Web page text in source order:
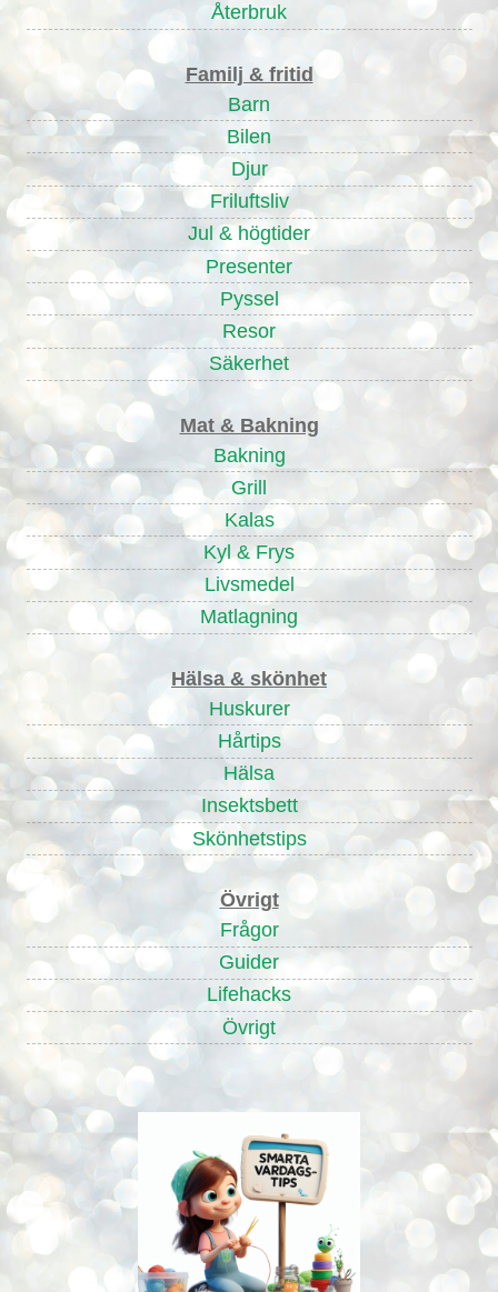
Återbruk
Familj & fritid
Barn
Bilen
Djur
Friluftsliv
Jul & högtider
Presenter
Pyssel
Resor
Säkerhet
Mat & Bakning
Bakning
Grill
Kalas
Kyl & Frys
Livsmedel
Matlagning
Hälsa & skönhet
Huskurer
Hårtips
Hälsa
Insektsbett
Skönhetstips
Övrigt
Frågor
Guider
Lifehacks
Övrigt